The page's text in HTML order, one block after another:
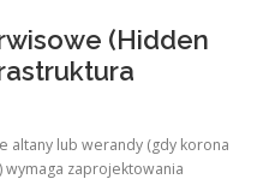
(Hidden
altany lub werandy (gdy korona
wymaga zaprojektowania